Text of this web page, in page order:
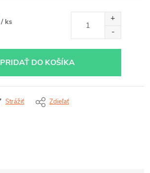
/ ks
PRIDAŤ DO KOŠÍKA
Strážiť Zdieľať